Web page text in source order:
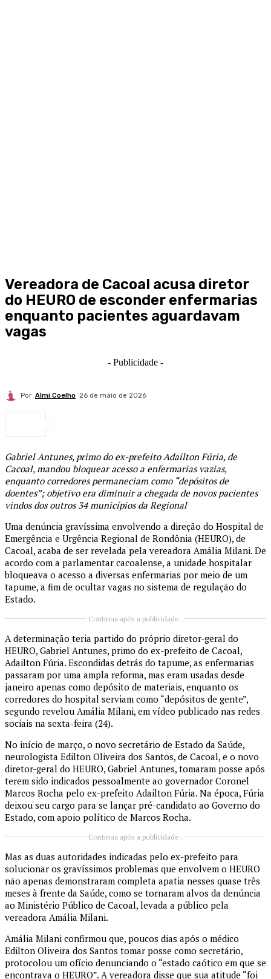
Vereadora de Cacoal acusa diretor
do HEURO de esconder enfermarias
enquanto pacientes aguardavam
vagas
- Publicidade -
Por Almi Coelho 26 de maio de 2026
Gabriel Antunes, primo do ex-prefeito Adailton Fúria, de
Cacoal, mandou bloquear acesso a enfermarias vazias,
enquanto corredores permaneciam como “depósitos de
doentes”; objetivo era diminuir a chegada de novos pacientes
vindos dos outros 34 municípios da Regional
Uma denúncia gravíssima envolvendo a direção do Hospital de
Emergência e Urgência Regional de Rondônia (HEURO), de
Cacoal, acaba de ser revelada pela vereadora Amália Milani. De
acordo com a parlamentar cacoalense, a unidade hospitalar
bloqueava o acesso a diversas enfermarias por meio de um
tapume, a fim de ocultar vagas no sistema de regulação do
Estado.
Continua após a publicidade..
A determinação teria partido do próprio diretor-geral do
HEURO, Gabriel Antunes, primo do ex-prefeito de Cacoal,
Adailton Fúria. Escondidas detrás do tapume, as enfermarias
passaram por uma ampla reforma, mas eram usadas desde
janeiro apenas como depósito de materiais, enquanto os
corredores do hospital serviam como “depósitos de gente”,
segundo revelou Amália Milani, em vídeo publicado nas redes
sociais na sexta-feira (24).
No início de março, o novo secretário de Estado da Saúde,
neurologista Edilton Oliveira dos Santos, de Cacoal, e o novo
diretor-geral do HEURO, Gabriel Antunes, tomaram posse após
terem sido indicados pessoalmente ao governador Coronel
Marcos Rocha pelo ex-prefeito Adailton Fúria. Na época, Fúria
deixou seu cargo para se lançar pré-candidato ao Governo do
Estado, com apoio político de Marcos Rocha.
Continua após a publicidade..
Mas as duas autoridades indicadas pelo ex-prefeito para
solucionar os gravíssimos problemas que envolvem o HEURO
não apenas demonstraram completa apatia nesses quase três
meses à frente da Saúde, como se tornaram alvos da denúncia
ao Ministério Público de Cacoal, levada a público pela
vereadora Amália Milani.
Amália Milani confirmou que, poucos dias após o médico
Edilton Oliveira dos Santos tomar posse como secretário,
protocolou um ofício denunciando o “estado caótico em que se
encontrava o HEURO”. A vereadora disse que sua atitude “foi